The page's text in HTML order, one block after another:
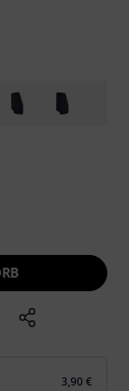
3,90 €